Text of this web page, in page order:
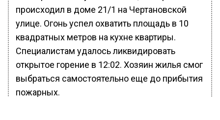
происходил в доме 21/1 на Чертановской
улице. Огонь успел охватить площадь в 10
квадратных метров на кухне квартиры.
Специалистам удалось ликвидировать
открытое горение в 12:02. Хозяин жилья смог
выбраться самостоятельно еще до прибытия
пожарных.